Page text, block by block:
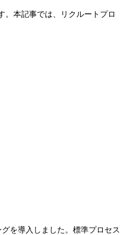
。本記事では、リクルートプロ
を導入しました。標準プロセス